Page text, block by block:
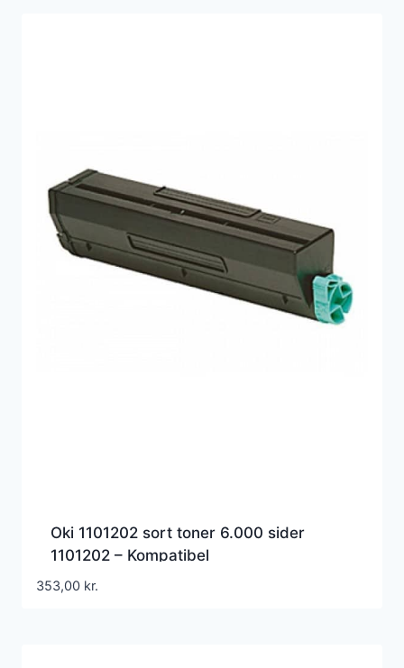
Oki 1101202 sort toner 6.000 sider
1101202 – Kompatibel
353,00 kr.